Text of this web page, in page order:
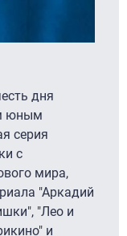
дня
юным
серия
с
мира,
"Аркадий
"Лео и
и